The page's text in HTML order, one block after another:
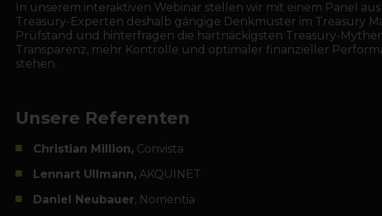
In unserem interaktiven Webinar stellen wir mit einem Panel
Treasury-Experten deshalb gängige Denkmuster im Treasury
Prüfstand und hinterfragen die hartnäckigsten Treasury-
Transparenz, mehr Kontrolle und optimaler finanzieller
stehen.
Unsere Referenten
Christian Million, Convista
Lennart Ullmann, AKQUINET
Daniel Neubauer, Nomentia